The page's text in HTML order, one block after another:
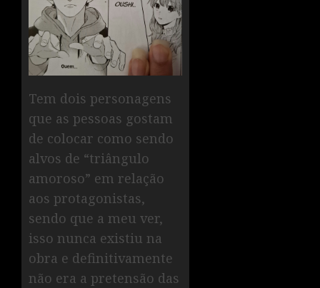
Tem dois personagens
que as pessoas gostam
de colocar como sendo
alvos de “triângulo
amoroso” em relação
aos protagonistas,
sendo que a meu ver,
isso nunca existiu na
obra e definitivamente
não era a pretensão das